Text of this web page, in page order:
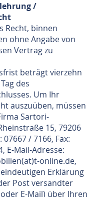
/
Recht, binnen
ohne Angabe von
Vertrag zu
beträgt vierzehn
des
Um Ihr
auszuüben, müssen
Sartori-
15, 79206
07667 / 7166, Fax:
E-Mail-Adresse:
online.de,
Erklärung
Post versandter
E-Mail) über Ihren